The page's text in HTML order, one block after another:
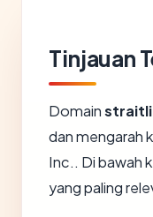
Tinjauan
Domain
dan mengarah
Inc.. Di bawah
yang paling